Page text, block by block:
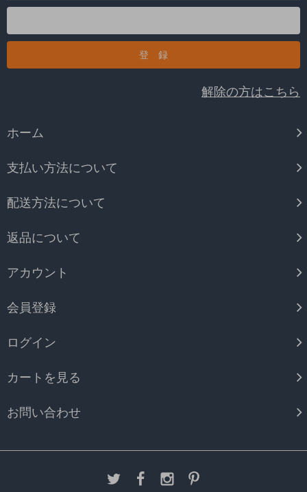
解除の方はこちら
ホーム
支払い方法について
配送方法について
返品について
アカウント
会員登録
ログイン
カートを見る
お問い合わせ